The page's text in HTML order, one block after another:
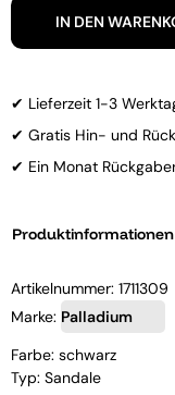
IN DEN
✔ Lieferzeit 1-3
✔ Gratis Hin- und
✔ Ein Monat
Produktinformationen
Artikelnummer: 1711309
Marke: Palladium
Farbe: schwarz
Typ: Sandale